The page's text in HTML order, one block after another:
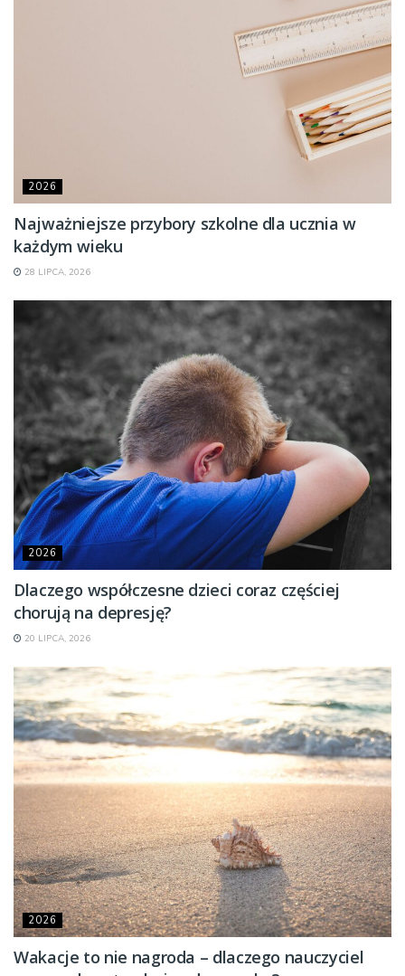
2026
Najważniejsze przybory szkolne dla ucznia w
każdym wieku
28 LIPCA, 2026
2026
Dlaczego współczesne dzieci coraz częściej
chorują na depresję?
20 LIPCA, 2026
2026
Wakacje to nie nagroda – dlaczego nauczyciel